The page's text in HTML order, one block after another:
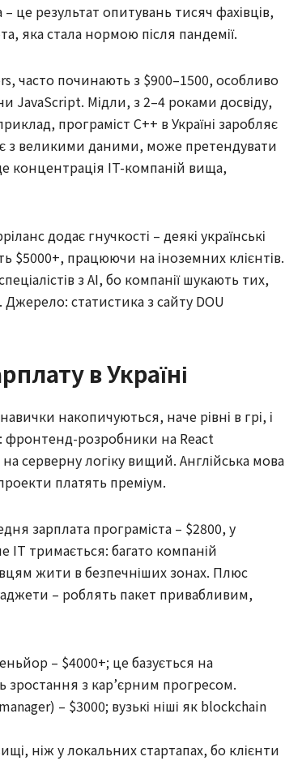
це результат опитувань тисяч фахівців,
яка стала нормою після пандемії.
часто починають з $900–1500, особливо
JavaScript. Мідли, з 2–4 роками досвіду,
програміст C++ в Україні заробляє
з великими даними, може претендувати
концентрація IT-компаній вища,
додає гнучкості – деякі українські
працюючи на іноземних клієнтів.
з AI, бо компанії шукають тих,
статистика з сайту DOU
в Україні
накопичуються, наче рівні в грі, і
фронтенд-розробники на React
серверну логіку вищий. Англійська мова
платять преміум.
зарплата програміста – $2800, у
IT тримається: багато компаній
жити в безпечніших зонах. Плюс
– роблять пакет привабливим,
– $4000+; це базується на
зростання з кар’єрним прогресом.
– $3000; вузькі ніші як blockchain
ніж у локальних стартапах, бо клієнти